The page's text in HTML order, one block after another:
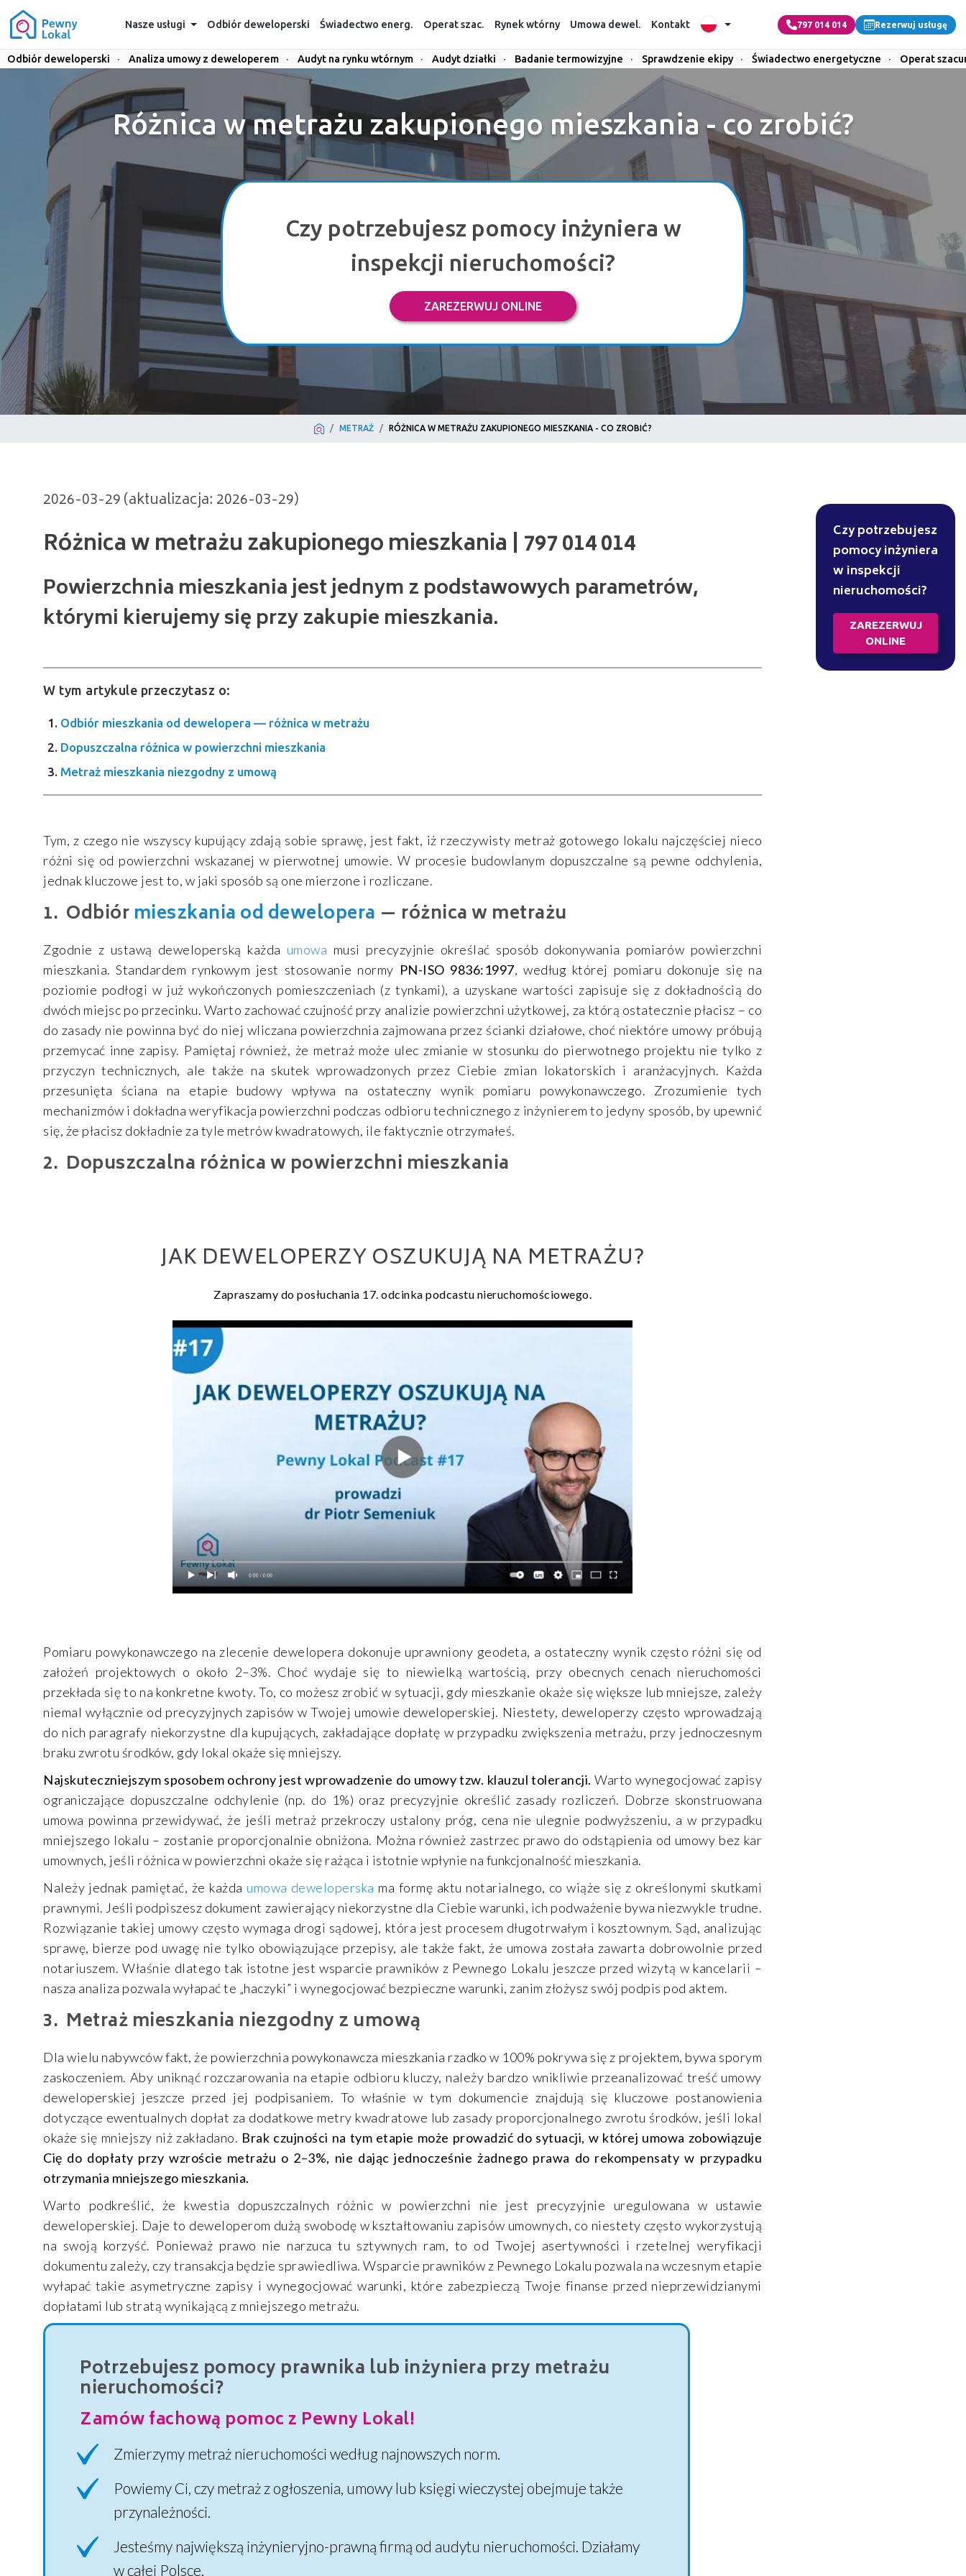
Nasze usługi Odbiór deweloperski Świadectwo energ. Operat szac. Rynek wtórny Umowa dewel. Kontakt 797 014 014 Rezerwuj usługę
Odbiór deweloperski · Analiza umowy z deweloperem · Audyt na rynku wtórnym · Audyt działki · Badanie termowizyjne · Sprawdzenie ekipy · Świadectwo energetyczne · Operat
Różnica w metrażu zakupionego mieszkania - co zrobić?
Czy potrzebujesz pomocy inżyniera w
inspekcji nieruchomości?
ZAREZERWUJ ONLINE
METRAŻ RÓŻNICA W METRAŻU ZAKUPIONEGO MIESZKANIA - CO ZROBIĆ?
2026-03-29 (aktualizacja: 2026-03-29)
Różnica w metrażu zakupionego mieszkania | 797 014 014
Powierzchnia mieszkania jest jednym z podstawowych parametrów,
którymi kierujemy się przy zakupie mieszkania.
W tym artykule przeczytasz o:
Odbiór mieszkania od dewelopera — różnica w metrażu
Dopuszczalna różnica w powierzchni mieszkania
Metraż mieszkania niezgodny z umową
Tym, z czego nie wszyscy kupujący zdają sobie sprawę, jest fakt, iż rzeczywisty metraż gotowego lokalu najczęściej nieco
różni się od powierzchni wskazanej w pierwotnej umowie. W procesie budowlanym dopuszczalne są pewne odchylenia,
jednak kluczowe jest to, w jaki sposób są one mierzone i rozliczane.
Odbiórmieszkania od dewelopera — różnica w metrażu
Zgodnie z ustawą deweloperską każda umowa musi precyzyjnie określać sposób dokonywania pomiarów powierzchni
mieszkania. Standardem rynkowym jest stosowanie normy PN-ISO 9836:1997, według której pomiaru dokonuje się na
poziomie podłogi w już wykończonych pomieszczeniach (z tynkami), a uzyskane wartości zapisuje się z dokładnością do
dwóch miejsc po przecinku. Warto zachować czujność przy analizie powierzchni użytkowej, za którą ostatecznie płacisz – co
do zasady nie powinna być do niej wliczana powierzchnia zajmowana przez ścianki działowe, choć niektóre umowy próbują
przemycać inne zapisy. Pamiętaj również, że metraż może ulec zmianie w stosunku do pierwotnego projektu nie tylko z
przyczyn technicznych, ale także na skutek wprowadzonych przez Ciebie zmian lokatorskich i aranżacyjnych. Każda
przesunięta ściana na etapie budowy wpływa na ostateczny wynik pomiaru powykonawczego. Zrozumienie tych
mechanizmów i dokładna weryfikacja powierzchni podczas odbioru technicznego z inżynierem to jedyny sposób, by upewnić
się, że płacisz dokładnie za tyle metrów kwadratowych, ile faktycznie otrzymałeś.
Dopuszczalna różnica w powierzchni mieszkania
JAK DEWELOPERZY OSZUKUJĄ NA METRAŻU?
Zapraszamy do posłuchania 17. odcinka podcastu nieruchomościowego.
Pomiaru powykonawczego na zlecenie dewelopera dokonuje uprawniony geodeta, a ostateczny wynik często różni się od
założeń projektowych o około 2–3%. Choć wydaje się to niewielką wartością, przy obecnych cenach nieruchomości
przekłada się to na konkretne kwoty. To, co możesz zrobić w sytuacji, gdy mieszkanie okaże się większe lub mniejsze, zależy
niemal wyłącznie od precyzyjnych zapisów w Twojej umowie deweloperskiej. Niestety, deweloperzy często wprowadzają
do nich paragrafy niekorzystne dla kupujących, zakładające dopłatę w przypadku zwiększenia metrażu, przy jednoczesnym
braku zwrotu środków, gdy lokal okaże się mniejszy.
Najskuteczniejszym sposobem ochrony jest wprowadzenie do umowy tzw. klauzul tolerancji.Warto wynegocjować zapisy
ograniczające dopuszczalne odchylenie (np. do 1%) oraz precyzyjnie określić zasady rozliczeń. Dobrze skonstruowana
umowa powinna przewidywać, że jeśli metraż przekroczy ustalony próg, cena nie ulegnie podwyższeniu, a w przypadku
mniejszego lokalu – zostanie proporcjonalnie obniżona. Można również zastrzec prawo do odstąpienia od umowy bez kar
umownych, jeśli różnica w powierzchni okaże się rażąca i istotnie wpłynie na funkcjonalność mieszkania.
Należy jednak pamiętać, że każda umowa deweloperska ma formę aktu notarialnego, co wiąże się z określonymi skutkami
prawnymi. Jeśli podpiszesz dokument zawierający niekorzystne dla Ciebie warunki, ich podważenie bywa niezwykle trudne.
Rozwiązanie takiej umowy często wymaga drogi sądowej, która jest procesem długotrwałym i kosztownym. Sąd, analizując
sprawę, bierze pod uwagę nie tylko obowiązujące przepisy, ale także fakt, że umowa została zawarta dobrowolnie przed
notariuszem. Właśnie dlatego tak istotne jest wsparcie prawników z Pewnego Lokalu jeszcze przed wizytą w kancelarii –
nasza analiza pozwala wyłapać te „haczyki” i wynegocjować bezpieczne warunki, zanim złożysz swój podpis pod aktem.
Metraż mieszkania niezgodny z umową
Dla wielu nabywców fakt, że powierzchnia powykonawcza mieszkania rzadko w 100% pokrywa się z projektem, bywa sporym
zaskoczeniem. Aby uniknąć rozczarowania na etapie odbioru kluczy, należy bardzo wnikliwie przeanalizować treść umowy
deweloperskiej jeszcze przed jej podpisaniem. To właśnie w tym dokumencie znajdują się kluczowe postanowienia
dotyczące ewentualnych dopłat za dodatkowe metry kwadratowe lub zasady proporcjonalnego zwrotu środków, jeśli lokal
okaże się mniejszy niż zakładano. Brak czujności na tym etapie może prowadzić do sytuacji, w której umowa zobowiązuje
Cię do dopłaty przy wzroście metrażu o 2–3%, nie dając jednocześnie żadnego prawa do rekompensaty w przypadku
otrzymania mniejszego mieszkania.
Warto podkreślić, że kwestia dopuszczalnych różnic w powierzchni nie jest precyzyjnie uregulowana w ustawie
deweloperskiej. Daje to deweloperom dużą swobodę w kształtowaniu zapisów umownych, co niestety często wykorzystują
na swoją korzyść. Ponieważ prawo nie narzuca tu sztywnych ram, to od Twojej asertywności i rzetelnej weryfikacji
dokumentu zależy, czy transakcja będzie sprawiedliwa. Wsparcie prawników z Pewnego Lokalu pozwala na wczesnym etapie
wyłapać takie asymetryczne zapisy i wynegocjować warunki, które zabezpieczą Twoje finanse przed nieprzewidzianymi
dopłatami lub stratą wynikającą z mniejszego metrażu.
Potrzebujesz pomocy prawnika lub inżyniera przy metrażu
nieruchomości?
Zamów fachową pomoc z Pewny Lokal!
Zmierzymy metraż nieruchomości według najnowszych norm.
Powiemy Ci, czy metraż z ogłoszenia, umowy lub księgi wieczystej obejmuje także
przynależności.
Jesteśmy największą inżynieryjno-prawną firmą od audytu nieruchomości. Działamy
w całej Polsce.
Czy potrzebujesz
pomocy inżyniera
w inspekcji
nieruchomości?
ZAREZERWUJ
ONLINE